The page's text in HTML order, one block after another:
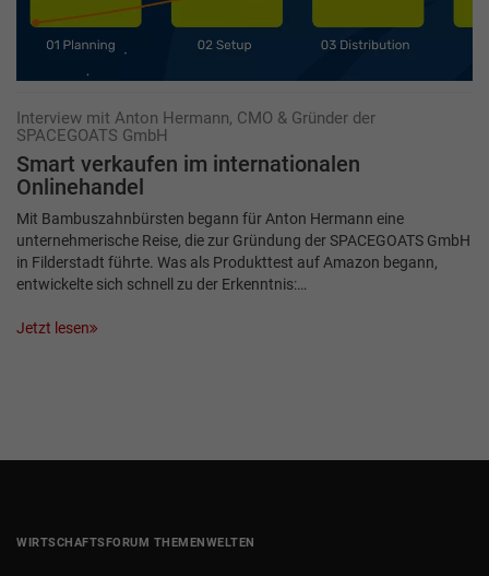
Interview mit Anton Hermann, CMO & Gründer der
SPACEGOATS GmbH
Smart verkaufen im internationalen
Onlinehandel
Mit Bambuszahnbürsten begann für Anton Hermann eine
unternehmerische Reise, die zur Gründung der SPACEGOATS GmbH
in Filderstadt führte. Was als Produkttest auf Amazon begann,
entwickelte sich schnell zu der Erkenntnis:…
Jetzt lesen
WIRTSCHAFTSFORUM THEMENWELTEN